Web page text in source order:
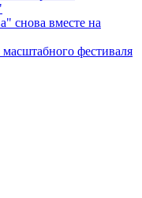
снова вместе на
фестиваля